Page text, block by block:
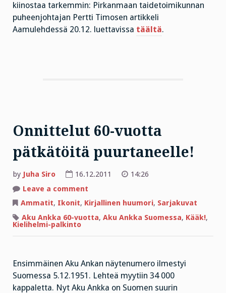
kiinostaa tarkemmin: Pirkanmaan taidetoimikunnan
puheenjohtajan Pertti Timosen artikkeli
Aamulehdessä 20.12. luettavissa täältä.
Onnittelut 60-vuotta
pätkätöitä puurtaneelle!
by Juha Siro 16.12.2011
14:26
Leave a comment
60-
vuotta
pätkätöitä
puurtaneelle!
Ammatit, Ikonit, Kirjallinen huumori, Sarjakuvat
Aku Ankka 60-vuotta, Aku Ankka Suomessa, Kääk!,
Kielihelmi-palkinto
Ensimmäinen Aku Ankan näytenumero ilmestyi
Suomessa 5.12.1951. Lehteä myytiin 34 000
kappaletta. Nyt Aku Ankka on Suomen suurin